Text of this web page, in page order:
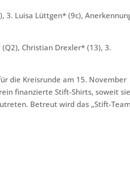
3. Luisa Lüttgen* (9c),
Christian Drexler* (13), 3.
die Kreisrunde am 15. November
finanzierte Stift-Shirts, soweit sie
Betreut wird das „Stift-